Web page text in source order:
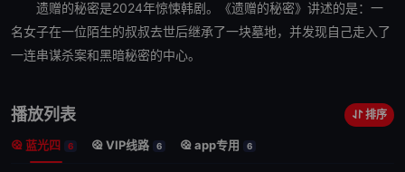
遗赠的秘密是2024年惊悚韩剧。《遗赠的秘密》讲述的是：一
名女子在一位陌生的叔叔去世后继承了一块墓地，并发现自己走入了
一连串谋杀案和黑暗秘密的中心。
播放列表 排序
蓝光四 6 VIP线路 6 app专用 6